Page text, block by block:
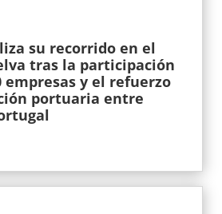
su recorrido en el
tras la participación
empresas y el refuerzo
portuaria entre